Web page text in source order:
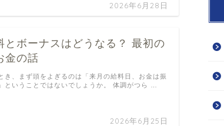
2026年6月28日
とボーナスはどうなる？ 最初の
金の話
2026年6月25日
き、まず頭をよぎるのは「来月の給料日、お金は振
ということではないでしょうか。 体調がつら …